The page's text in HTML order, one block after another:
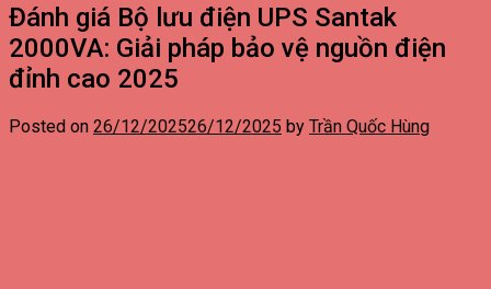
Đánh giá Bộ lưu điện UPS Santak
2000VA: Giải pháp bảo vệ nguồn điện
đỉnh cao 2025
Posted on 26/12/202526/12/2025 by Trần Quốc Hùng